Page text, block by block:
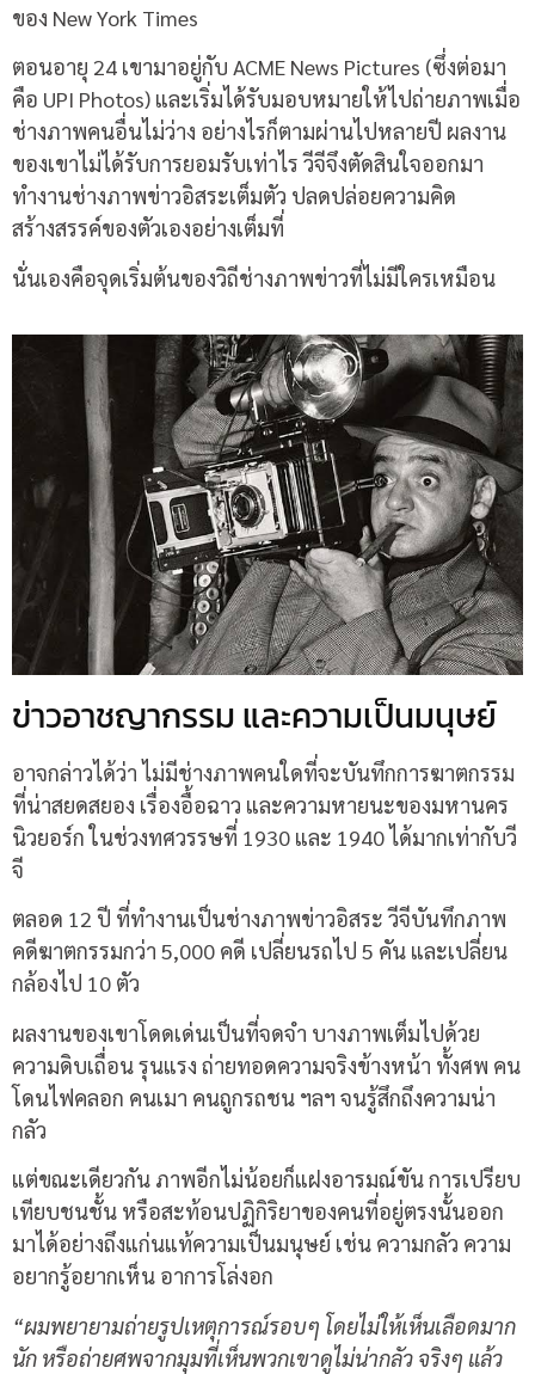
ของ New York Times
ตอนอายุ 24 เขามาอยู่กับ ACME News Pictures (ซึ่งต่อมา
คือ UPI Photos) และเริ่มได้รับมอบหมายให้ไปถ่ายภาพเมื่อ
ช่างภาพคนอื่นไม่ว่าง อย่างไรก็ตามผ่านไปหลายปี ผลงาน
ของเขาไม่ได้รับการยอมรับเท่าไร วีจีจึงตัดสินใจออกมา
ทำงานช่างภาพข่าวอิสระเต็มตัว ปลดปล่อยความคิด
สร้างสรรค์ของตัวเองอย่างเต็มที่
นั่นเองคือจุดเริ่มต้นของวิถีช่างภาพข่าวที่ไม่มีใครเหมือน
ข่าวอาชญากรรม และความเป็นมนุษย์
อาจกล่าวได้ว่า ไม่มีช่างภาพคนใดที่จะบันทึกการฆาตกรรม
ที่น่าสยดสยอง เรื่องอื้อฉาว และความหายนะของมหานคร
นิวยอร์ก ในช่วงทศวรรษที่ 1930 และ 1940 ได้มากเท่ากับวี
จี
ตลอด 12 ปี ที่ทำงานเป็นช่างภาพข่าวอิสระ วีจีบันทึกภาพ
คดีฆาตกรรมกว่า 5,000 คดี เปลี่ยนรถไป 5 คัน และเปลี่ยน
กล้องไป 10 ตัว
ผลงานของเขาโดดเด่นเป็นที่จดจำ บางภาพเต็มไปด้วย
ความดิบเถื่อน รุนแรง ถ่ายทอดความจริงข้างหน้า ทั้งศพ คน
โดนไฟคลอก คนเมา คนถูกรถชน ฯลฯ จนรู้สึกถึงความน่า
กลัว
แต่ขณะเดียวกัน ภาพอีกไม่น้อยก็แฝงอารมณ์ขัน การเปรียบ
เทียบชนชั้น หรือสะท้อนปฏิกิริยาของคนที่อยู่ตรงนั้นออก
มาได้อย่างถึงแก่นแท้ความเป็นมนุษย์ เช่น ความกลัว ความ
อยากรู้อยากเห็น อาการโล่งอก
“ผมพยายามถ่ายรูปเหตุการณ์รอบๆ โดยไม่ให้เห็นเลือดมาก
นัก หรือถ่ายศพจากมุมที่เห็นพวกเขาดูไม่น่ากลัว จริงๆ แล้ว